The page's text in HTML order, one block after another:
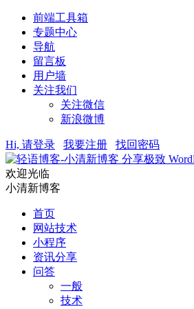
前端工具箱
专题中心
导航
留言板
用户墙
关注我们
关注微信
新浪微博
Hi, 请登录 我要注册
找回密码
欢迎光临
小清新博客
首页
网站技术
小程序
资讯分享
问答
一般
技术